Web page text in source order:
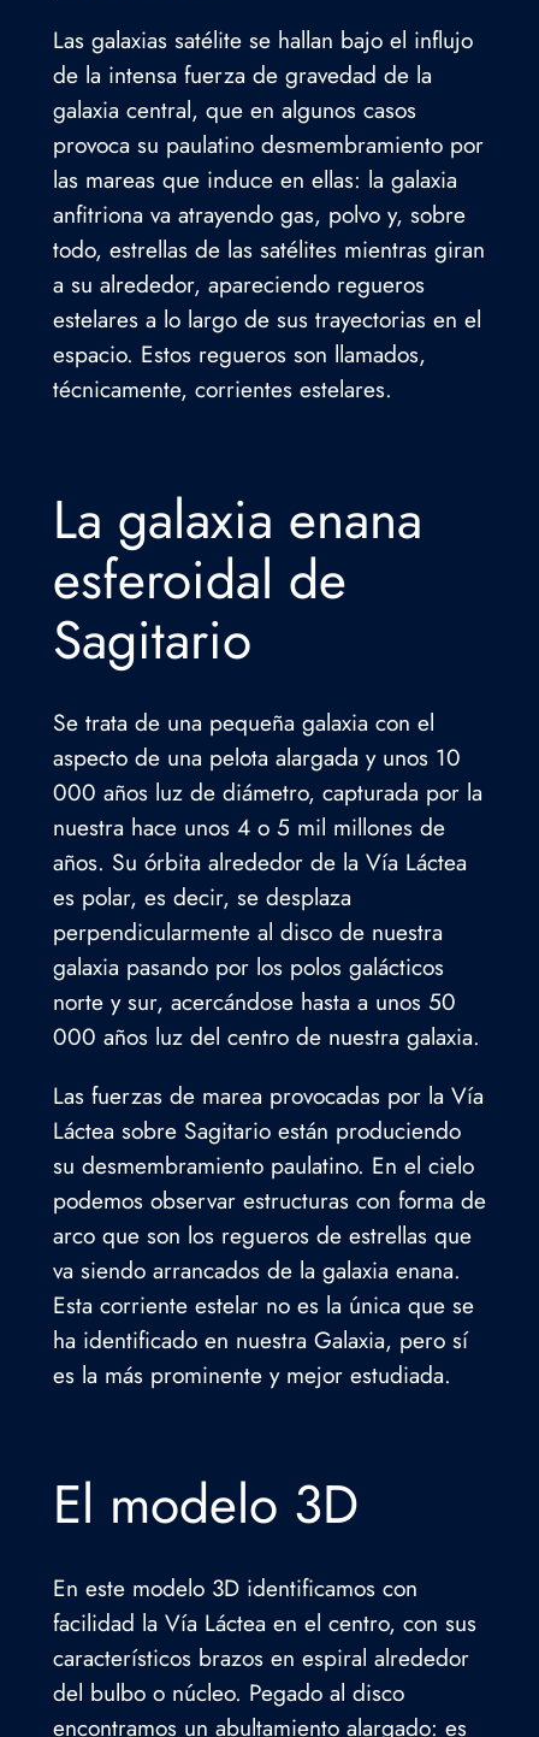
Las galaxias satélite se hallan bajo el influjo
de la intensa fuerza de gravedad de la
galaxia central, que en algunos casos
provoca su paulatino desmembramiento por
las mareas que induce en ellas: la galaxia
anfitriona va atrayendo gas, polvo y, sobre
todo, estrellas de las satélites mientras giran
a su alrededor, apareciendo regueros
estelares a lo largo de sus trayectorias en el
espacio. Estos regueros son llamados,
técnicamente, corrientes estelares.
La galaxia enana
esferoidal de
Sagitario
Se trata de una pequeña galaxia con el
aspecto de una pelota alargada y unos 10
000 años luz de diámetro, capturada por la
nuestra hace unos 4 o 5 mil millones de
años. Su órbita alrededor de la Vía Láctea
es polar, es decir, se desplaza
perpendicularmente al disco de nuestra
galaxia pasando por los polos galácticos
norte y sur, acercándose hasta a unos 50
000 años luz del centro de nuestra galaxia.
Las fuerzas de marea provocadas por la Vía
Láctea sobre Sagitario están produciendo
su desmembramiento paulatino. En el cielo
podemos observar estructuras con forma de
arco que son los regueros de estrellas que
va siendo arrancados de la galaxia enana.
Esta corriente estelar no es la única que se
ha identificado en nuestra Galaxia, pero sí
es la más prominente y mejor estudiada.
El modelo 3D
En este modelo 3D identificamos con
facilidad la Vía Láctea en el centro, con sus
característicos brazos en espiral alrededor
del bulbo o núcleo. Pegado al disco
encontramos un abultamiento alargado: es